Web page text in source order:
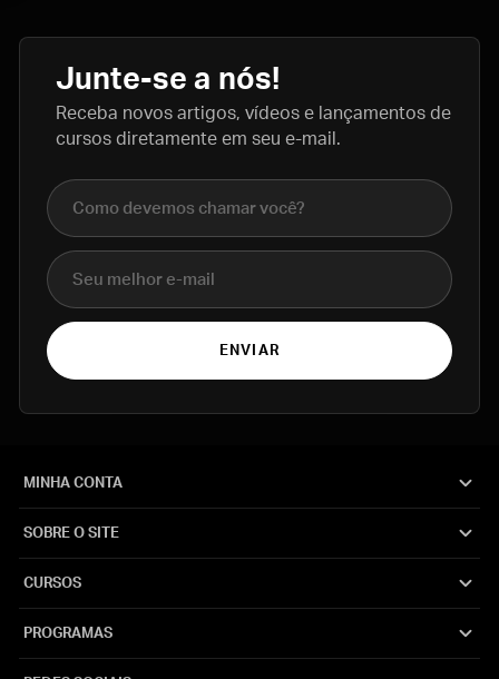
Junte-se a nós!
Receba novos artigos, vídeos e lançamentos de
cursos diretamente em seu e-mail.
Nome completo
E-mail
ENVIAR
MINHA CONTA
SOBRE O SITE
CURSOS
PROGRAMAS